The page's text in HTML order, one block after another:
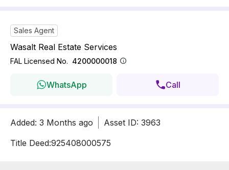
Sales Agent
Wasalt Real Estate Services
FAL Licensed No. 4200000018
WhatsApp Call
Added: 3 Months ago Asset ID: 3963
Title Deed:925408000575